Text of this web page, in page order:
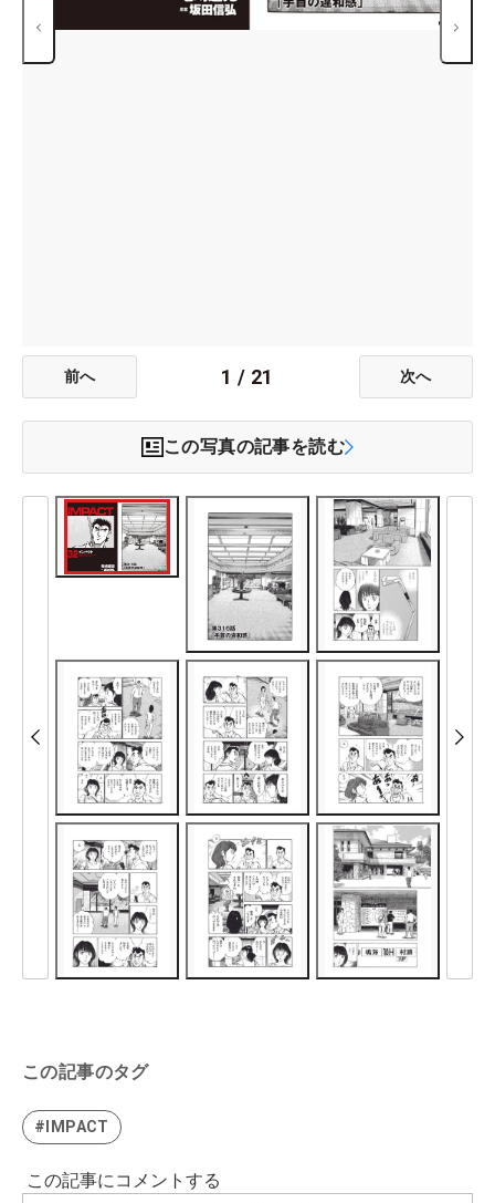
前へ 1 / 21 次へ
この写真の記事を読む
この記事のタグ
#IMPACT